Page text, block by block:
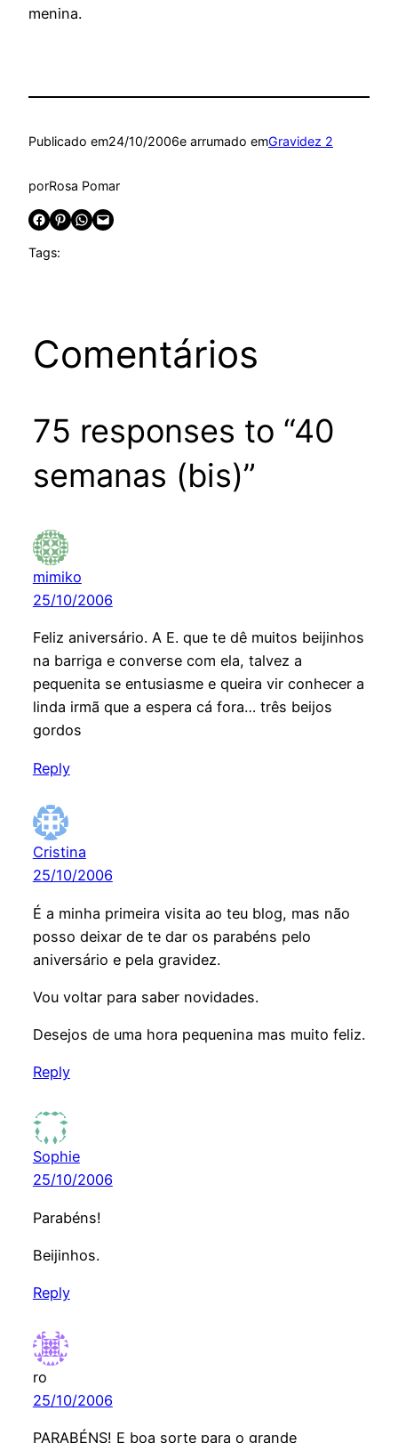
menina.
Publicado em24/10/2006e arrumado emGravidez 2
porRosa Pomar
Share on Facebook Share on Pinterest Share on WhatsApp Email this Page
Tags:
Comentários
75 responses to “40
semanas (bis)”
mimiko
25/10/2006
Feliz aniversário. A E. que te dê muitos beijinhos
na barriga e converse com ela, talvez a
pequenita se entusiasme e queira vir conhecer a
linda irmã que a espera cá fora… três beijos
gordos
Reply
Cristina
25/10/2006
É a minha primeira visita ao teu blog, mas não
posso deixar de te dar os parabéns pelo
aniversário e pela gravidez.
Vou voltar para saber novidades.
Desejos de uma hora pequenina mas muito feliz.
Reply
Sophie
25/10/2006
Parabéns!
Beijinhos.
Reply
ro
25/10/2006
PARABÉNS! E boa sorte para o grande